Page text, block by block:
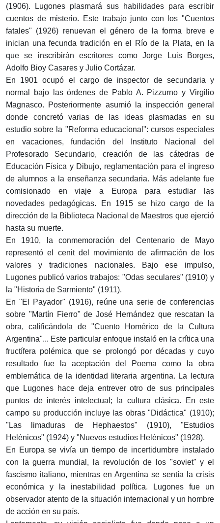
(1906). Lugones plasmará sus habilidades para escribir
cuentos de misterio. Este trabajo junto con los "Cuentos
fatales" (1926) renuevan el género de la forma breve e
inician una fecunda tradición en el Río de la Plata, en la
que se inscribirán escritores como Jorge Luis Borges,
Adolfo Bioy Casares y Julio Cortázar.
En 1901 ocupó el cargo de inspector de secundaria y
normal bajo las órdenes de Pablo A. Pizzurno y Virgilio
Magnasco. Posteriormente asumió la inspección general
donde concretó varias de las ideas plasmadas en su
estudio sobre la "Reforma educacional": cursos especiales
en vacaciones, fundación del Instituto Nacional del
Profesorado Secundario, creación de las cátedras de
Educación Física y Dibujo, reglamentación para el ingreso
de alumnos a la enseñanza secundaria. Más adelante fue
comisionado en viaje a Europa para estudiar las
novedades pedagógicas. En 1915 se hizo cargo de la
dirección de la Biblioteca Nacional de Maestros que ejerció
hasta su muerte.
En 1910, la conmemoración del Centenario de Mayo
representó el cenit del movimiento de afirmación de los
valores y tradiciones nacionales. Bajo ese impulso,
Lugones publicó varios trabajos: "Odas seculares" (1910) y
la "Historia de Sarmiento" (1911).
En "El Payador" (1916), reúne una serie de conferencias
sobre "Martín Fierro" de José Hernández que rescatan la
obra, calificándola de "Cuento Homérico de la Cultura
Argentina"... Este particular enfoque instaló en la crítica una
fructífera polémica que se prolongó por décadas y cuyo
resultado fue la aceptación del Poema como la obra
emblemática de la identidad literaria argentina. La lectura
que Lugones hace deja entrever otro de sus principales
puntos de interés intelectual; la cultura clásica. En este
campo su producción incluye las obras "Didáctica" (1910);
"Las limaduras de Hephaestos" (1910), "Estudios
Helénicos" (1924) y "Nuevos estudios Helénicos" (1928).
En Europa se vivía un tiempo de incertidumbre instalado
con la guerra mundial, la revolución de los "soviet" y el
fascismo italiano, mientras en Argentina se sentía la crisis
económica y la inestabilidad política. Lugones fue un
observador atento de la situación internacional y un hombre
de acción en su país.